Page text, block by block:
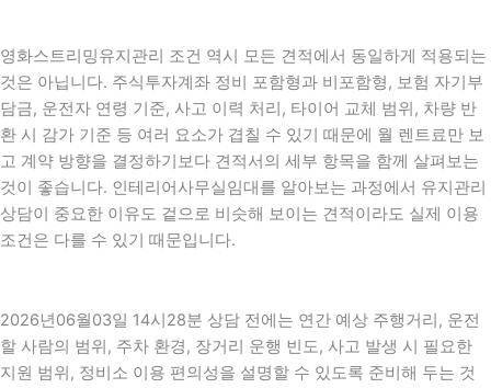
영화스트리밍유지관리 조건 역시 모든 견적에서 동일하게 적용되는
것은 아닙니다. 주식투자계좌 정비 포함형과 비포함형, 보험 자기부
담금, 운전자 연령 기준, 사고 이력 처리, 타이어 교체 범위, 차량 반
환 시 감가 기준 등 여러 요소가 겹칠 수 있기 때문에 월 렌트료만 보
고 계약 방향을 결정하기보다 견적서의 세부 항목을 함께 살펴보는
것이 좋습니다. 인테리어사무실임대를 알아보는 과정에서 유지관리
상담이 중요한 이유도 겉으로 비슷해 보이는 견적이라도 실제 이용
조건은 다를 수 있기 때문입니다.
2026년06월03일 14시28분 상담 전에는 연간 예상 주행거리, 운전
할 사람의 범위, 주차 환경, 장거리 운행 빈도, 사고 발생 시 필요한
지원 범위, 정비소 이용 편의성을 설명할 수 있도록 준비해 두는 것